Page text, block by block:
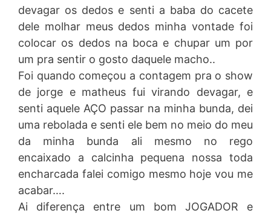
devagar os dedos e senti a baba do cacete
dele molhar meus dedos minha vontade foi
colocar os dedos na boca e chupar um por
um pra sentir o gosto daquele macho..
Foi quando começou a contagem pra o show
de jorge e matheus fui virando devagar, e
senti aquele AÇO passar na minha bunda, dei
uma rebolada e senti ele bem no meio do meu
da minha bunda ali mesmo no rego
encaixado a calcinha pequena nossa toda
encharcada falei comigo mesmo hoje vou me
acabar….
Ai diferença entre um bom JOGADOR e